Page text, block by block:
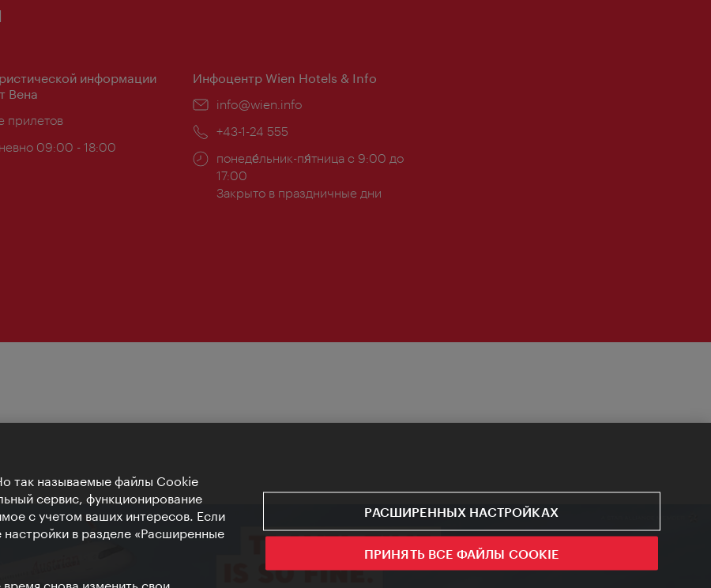
информации
Вена
прилетов
09:00 - 18:00
Инфоцентр Wien Hotels & Info
Эл.
info@wien.info
Телефон:
+43-1-24 555
Часы
работы:
понеде́льник-пя́тница с 9:00 до
17:00
Закрыто в праздничные дни
так называемые файлы Cookie
сервис, функционирование
с учетом ваших интересов. Если
в разделе «Расширенные
РАСШИРЕННЫХ НАСТРОЙКАХ
ПРИНЯТЬ ВСЕ ФАЙЛЫ COOKIE